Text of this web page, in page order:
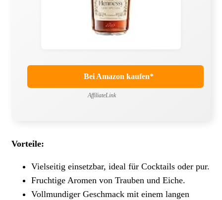
Bei Amazon kaufen*
AffiliateLink
Vorteile:
Vielseitig einsetzbar, ideal für Cocktails oder pur.
Fruchtige Aromen von Trauben und Eiche.
Vollmundiger Geschmack mit einem langen